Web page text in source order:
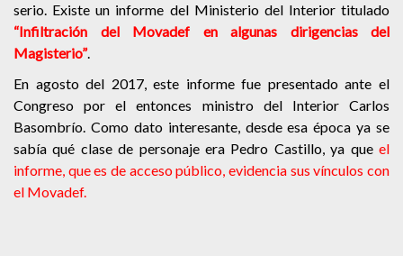
serio. Existe un informe del Ministerio del Interior titulado
“Infiltración del Movadef en algunas dirigencias del
Magisterio”.
En agosto del 2017, este informe fue presentado ante el
Congreso por el entonces ministro del Interior Carlos
Basombrío. Como dato interesante, desde esa época ya se
sabía qué clase de personaje era Pedro Castillo, ya que el
informe, que es de acceso público, evidencia sus vínculos con
el Movadef.